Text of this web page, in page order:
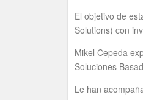
aquí
El objetivo de
Solutions) con
Mikel Cepeda
Soluciones
Le han